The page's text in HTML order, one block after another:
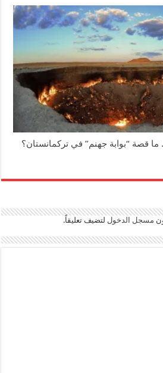
قصة “بوابة جهنم” في تركمانستان؟
مسجل الدخوللتضيف تعليقاً.